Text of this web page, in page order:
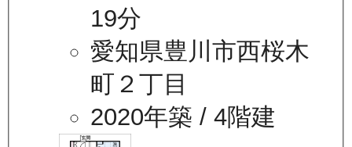
19分
愛知県豊川市西桜木
町２丁目
2020年築 / 4階建